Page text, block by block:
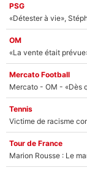
PSG
«Détester à vie»,
OM
«La vente était
Mercato Football
Tennis
Tour de France
Marion Rousse : Le